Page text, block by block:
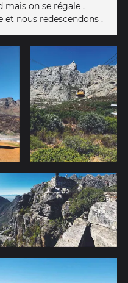
on se régale .
nous redescendons .